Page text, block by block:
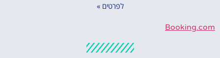
לפרטים »
Booking.com